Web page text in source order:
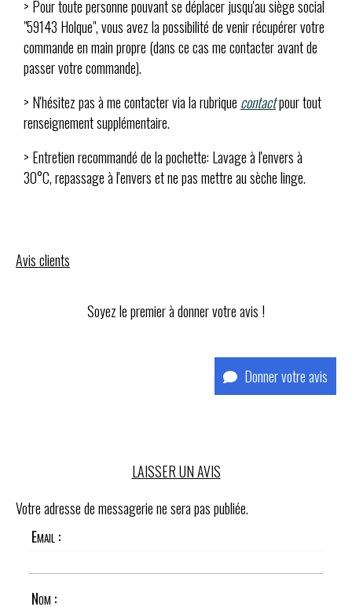
> Pour toute personne pouvant se déplacer jusqu'au siège social
"59143 Holque", vous avez la possibilité de venir récupérer votre
commande en main propre (dans ce cas me contacter avant de
passer votre commande).
> N'hésitez pas à me contacter via la rubrique contactpour tout
renseignement supplémentaire.
> Entretien recommandé de la pochette: Lavage à l'envers à
30°C, repassage à l'envers et ne pas mettre au sèche linge.
Avis clients
Soyez le premier à donner votre avis !
Donner votre avis
LAISSER UN AVIS
Votre adresse de messagerie ne sera pas publiée.
Email :
Nom :